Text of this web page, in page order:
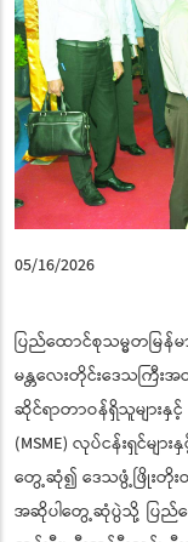
05/16/2026
ပြည်ထောင်စုသမ္မတမြန်
မန္တလေးတိုင်းဒေသကြီ
ဆိုင်ရာတာဝန်ရှိသူများနှ
(MSME) လုပ်ငန်းရှင်မျ
တွေ့ဆုံ၍ ဒေသဖွံ့ဖြိုးတိုးတက်
အဆိုပါတွေ့ဆုံပွဲသို့ ပြည်ထော